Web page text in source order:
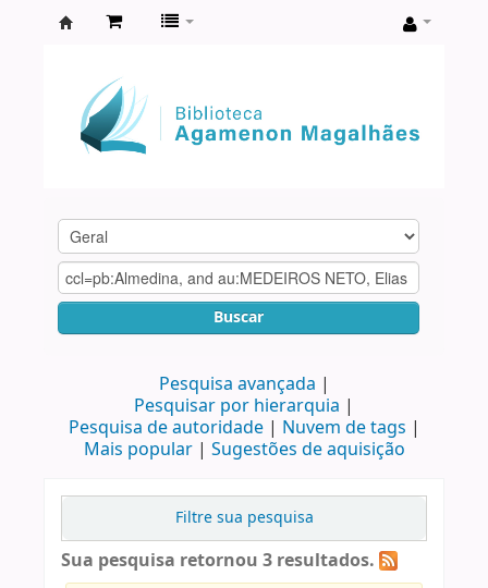
Agamenon
Magalhães
Buscar
Pesquisa avançada
Pesquisar por hierarquia
Pesquisa de autoridade
Nuvem de tags
Mais popular
Sugestões de aquisição
Filtre sua pesquisa
Sua pesquisa retornou 3 resultados.